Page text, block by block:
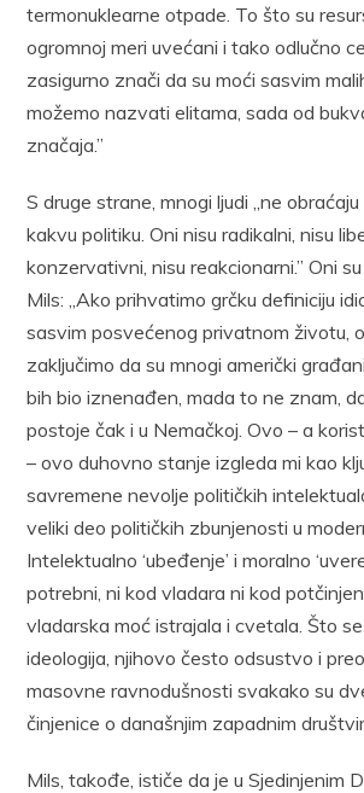
termonuklearne otpade. To što su
ogromnoj meri uvećani i tako odlučno
zasigurno znači da su moći sasvim
možemo nazvati elitama, sada od
značaja.”
S druge strane, mnogi ljudi „ne
kakvu politiku. Oni nisu radikalni, nisu
konzervativni, nisu reakcionarni.” Oni
Mils: „Ako prihvatimo grčku definiciju
sasvim posvećenog privatnom životu,
zaključimo da su mnogi američki
bih bio iznenađen, mada to ne znam,
postoje čak i u Nemačkoj. Ovo – a
– ovo duhovno stanje izgleda mi kao
savremene nevolje političkih
veliki deo političkih zbunjenosti u
Intelektualno ‘ubeđenje’ i moralno
potrebni, ni kod vladara ni kod
vladarska moć istrajala i cvetala. Što
ideologija, njihovo često odsustvo i
masovne ravnodušnosti svakako su
činjenice o današnjim zapadnim
Mils, takođe, ističe da je u Sjedinjenim